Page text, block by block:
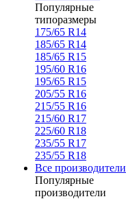
Популярные
типоразмеры
175/65 R14
185/65 R14
185/65 R15
195/60 R16
195/65 R15
205/55 R16
215/55 R16
215/60 R17
225/60 R18
235/55 R17
235/55 R18
Все производители
Популярные
производители